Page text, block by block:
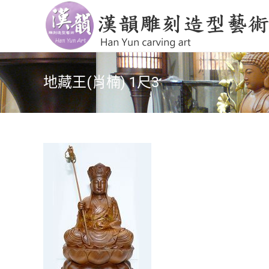
地藏王(肖楠) 1尺3